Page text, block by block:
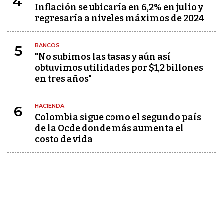
Inflación se ubicaría en 6,2% en julio y
regresaría a niveles máximos de 2024
5 BANCOS
"No subimos las tasas y aún así
obtuvimos utilidades por $1,2 billones
en tres años"
6 HACIENDA
Colombia sigue como el segundo país
de la Ocde donde más aumenta el
costo de vida